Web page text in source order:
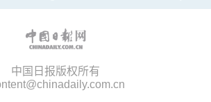
中国日报版权所有